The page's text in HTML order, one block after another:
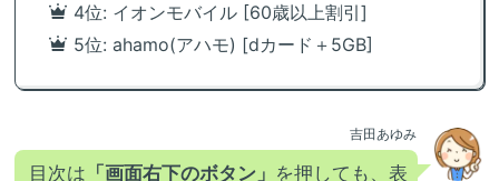
4位: イオンモバイル [60歳以上割引]
5位: ahamo(アハモ) [dカード＋5GB]
吉田あゆみ
目次は 「画面右下のボタン」 を押しても、表